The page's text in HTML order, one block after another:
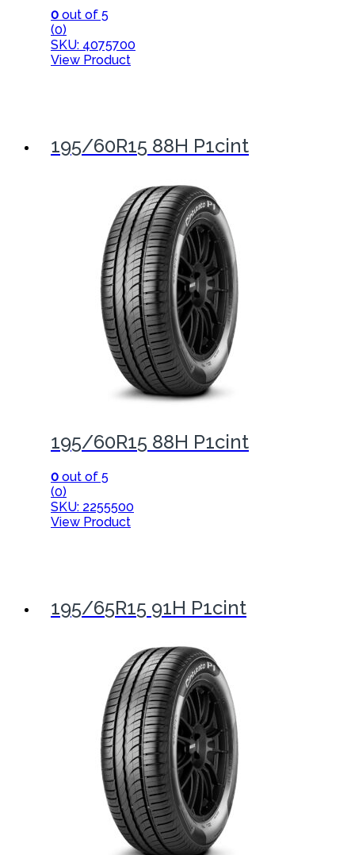
0 out of 5
(0)
SKU: 4075700
View Product
195/60R15 88H P1cint
195/60R15 88H P1cint
0 out of 5
(0)
SKU: 2255500
View Product
195/65R15 91H P1cint